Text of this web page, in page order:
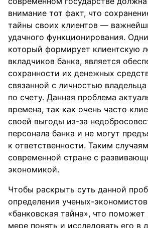
внимание тот факт, что
тайны своих клиентов —
удачного функционирования.
который формирует клиентскую
вкладчиков банка, является
сохранности их денежных
связанной с личностью
по счету. Данная проблема
времена, так как очень часто
своей выгоды из-за
персонала банка и не могут
к ответственности. Таким
современной стране с
экономикой.
Чтобы раскрыть суть данной
определения ученых-
«банковская тайна», что
мере понять и исследовать его в